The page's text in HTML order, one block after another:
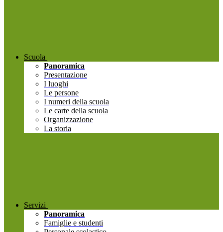
Scuola
Panoramica
Presentazione
I luoghi
Le persone
I numeri della scuola
Le carte della scuola
Organizzazione
La storia
Servizi
Panoramica
Famiglie e studenti